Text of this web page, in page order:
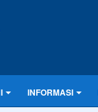
INFORMASI